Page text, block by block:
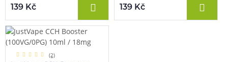
139 Kč 139 Kč
(2)